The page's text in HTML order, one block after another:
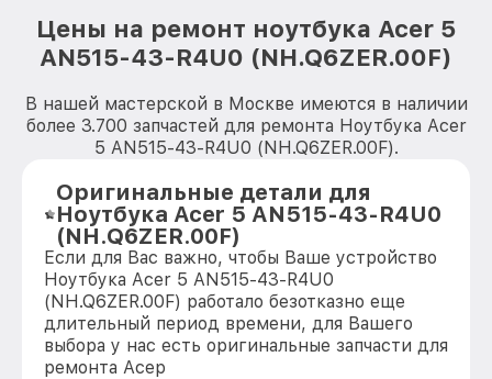
Цены на ремонт ноутбука Acer 5
AN515-43-R4U0 (NH.Q6ZER.00F)
В нашей мастерской в Москве имеются в наличии
более 3.700 запчастей для ремонта Ноутбука Acer
5 AN515-43-R4U0 (NH.Q6ZER.00F).
Оригинальные детали для
Ноутбука Acer 5 AN515-43-R4U0
(NH.Q6ZER.00F)
Если для Вас важно, чтобы Ваше устройство
Ноутбука Acer 5 AN515-43-R4U0
(NH.Q6ZER.00F) работало безотказно еще
длительный период времени, для Вашего
выбора у нас есть оригинальные запчасти для
ремонта Асер